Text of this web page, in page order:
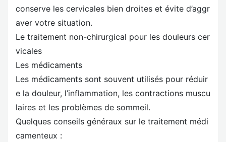
conserve les cervicales bien droites et évite d’aggr
aver votre situation.
Le traitement non-chirurgical pour les douleurs cer
vicales
Les médicaments
Les médicaments sont souvent utilisés pour réduir
e la douleur, l’inflammation, les contractions muscu
laires et les problèmes de sommeil.
Quelques conseils généraux sur le traitement médi
camenteux :